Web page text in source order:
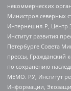
некоммерческих
Министров северных
Интернешнл-Р, Центр
Институт развития
Петербурге Совета
прессы, Гражданский
по сохранению
МЕМО. РУ, Институт
Информации,